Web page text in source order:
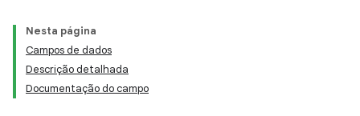
Nesta página
Campos de dados
Descrição detalhada
Documentação do campo